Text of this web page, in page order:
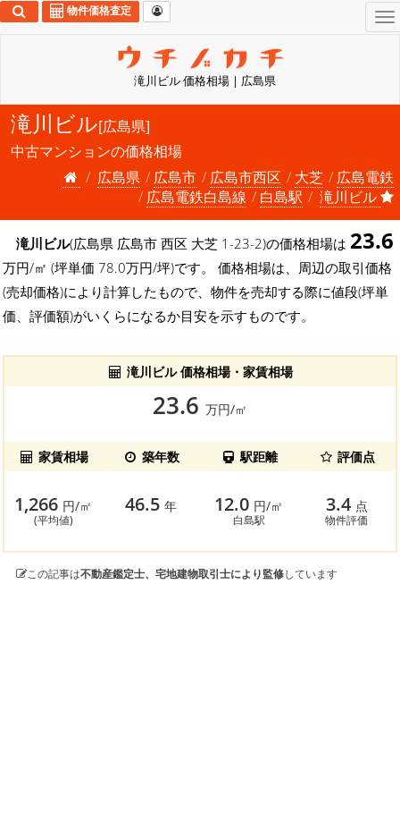
滝川ビル 価格相場 | 広島県
物件価格査定
滝川ビル[広島県]
中古マンションの価格相場
広島県
広島市 広島市西区 大芝
広島電鉄
広島電鉄白島線
白島駅 滝川ビル
滝川ビル(広島県 広島市 西区 大芝 1-23-2)の価格相場は 23.6
万円/㎡ (坪単価 78.0万円/坪)です。 価格相場は、周辺の取引価格
(売却価格)により計算したもので、物件を売却する際に値段(坪単
価、評価額)がいくらになるか目安を示すものです。
滝川ビル 価格相場・家賃相場
23.6 万円/㎡
家賃相場 築年数 駅距離 評価点
1,266 円/㎡
(平均値)
46.5年 12.0 円/㎡
白島駅
3.4 点
物件評価
この記事は不動産鑑定士、宅地建物取引士により監修しています